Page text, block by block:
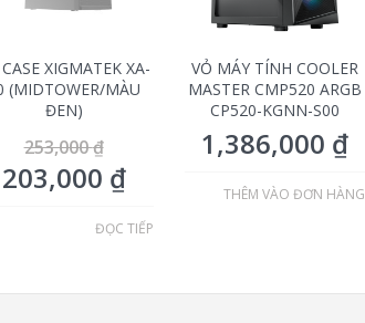
XIGMATEK XA-
(MIDTOWER/MÀU
ĐEN)
253,000₫
203,000 ₫
ĐỌC TIẾP
VỎ MÁY TÍNH COOLER
MASTER CMP520 ARGB
CP520-KGNN-S00
1,386,000 ₫
THÊM VÀO ĐƠN HÀNG